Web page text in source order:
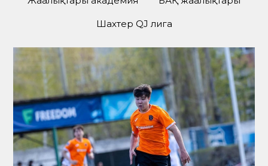
Шахтер QJ лига